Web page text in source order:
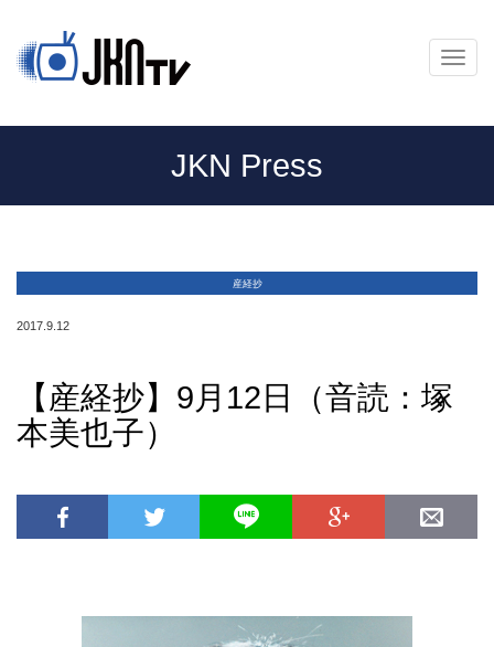
メ
ニ
ー
JKN Press
産経抄
2017.9.12
【産経抄】9月12日（音読：塚
本美也子）